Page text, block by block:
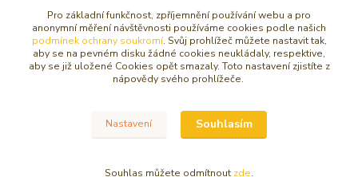
SOŠKY, RELIÉFY ANDĚL
Mini anděl do 5 cm
Malý anděl 5-15 cm
© Copyright 2016 - 2026 Caracasa Atelier. Všechna práva vyhrazena.
Pro základní funkčnost, zpříjemnění používání webu a pro
anonymní měření návštěvnosti používáme cookies podle našich
podmínek ochrany soukromí. Svůj prohlížeč můžete nastavit tak,
aby se na pevném disku žádné cookies neukládaly, respektive,
aby se již uložené Cookies opět smazaly. Toto nastavení zjistíte z
nápovědy svého prohlížeče.
Nastavení Souhlasím
Souhlas můžete odmítnout zde.